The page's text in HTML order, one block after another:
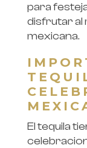
para
disfrutar al
mexicana.
El tequila